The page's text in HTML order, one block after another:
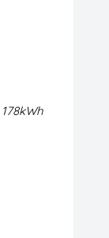
178kWh